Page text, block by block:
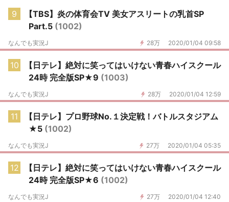
9
【TBS】炎の体育会TV 美女アスリートの乳首SP
Part.5 (1002)
28万 2020/01/04 09:58
なんでも実況J
10
【日テレ】絶対に笑ってはいけない青春ハイスクール
24時 完全版SP★9 (1003)
28万 2020/01/04 12:59
なんでも実況J
11
【日テレ】プロ野球No.１決定戦！バトルスタジアム
★5 (1002)
27万 2020/01/04 05:35
なんでも実況J
12
【日テレ】絶対に笑ってはいけない青春ハイスクール
24時 完全版SP★6 (1002)
27万 2020/01/04 12:40
なんでも実況J